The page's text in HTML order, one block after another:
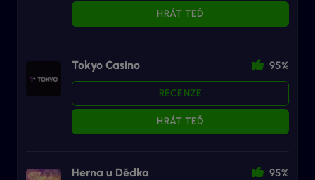
HRÁT TEĎ
Tokyo Casino 95%
RECENZE
HRÁT TEĎ
Herna u Dědka 95%